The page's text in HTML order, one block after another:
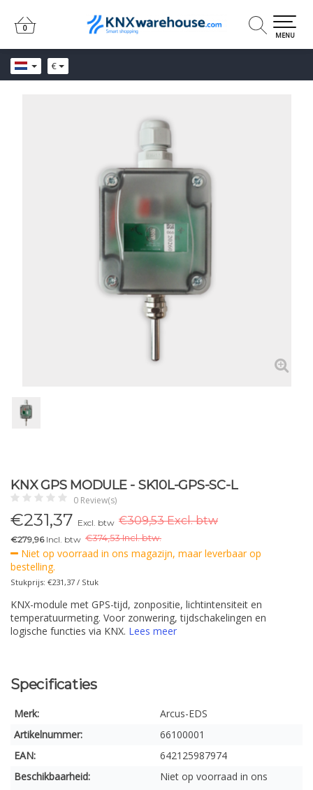
€
0
0
MENU
KNX GPS MODULE - SK10L-GPS-SC-L
0 Review(s)
€231,37 Excl. btw €309,53 Excl. btw
€279,96Incl. btw €374,53 Incl. btw.
Niet op voorraad in ons magazijn, maar leverbaar op
bestelling.
Stukprijs: €231,37 / Stuk
KNX-module met GPS-tijd, zonpositie, lichtintensiteit en
temperatuurmeting. Voor zonwering, tijdschakelingen en
logische functies via KNX. Lees meer
Specificaties
Merk:
Arcus-EDS
Artikelnummer:
66100001
EAN:
642125987974
Beschikbaarheid:
Niet op voorraad in ons